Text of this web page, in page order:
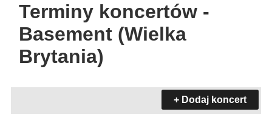
Terminy koncertów -
Basement (Wielka
Brytania)
+ Dodaj koncert